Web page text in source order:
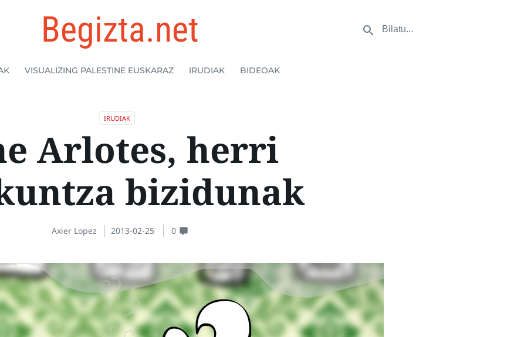
Begizta.net
VISUALIZING PALESTINE EUSKARAZ IRUDIAK BIDEOAK
IRUDIAK
Arlotes, herri
bizidunak
Axier Lopez 2013-02-25 0